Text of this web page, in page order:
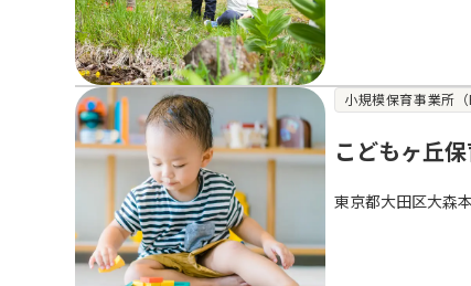
小規模保育事業所（
こどもヶ丘
東京都大田区大森